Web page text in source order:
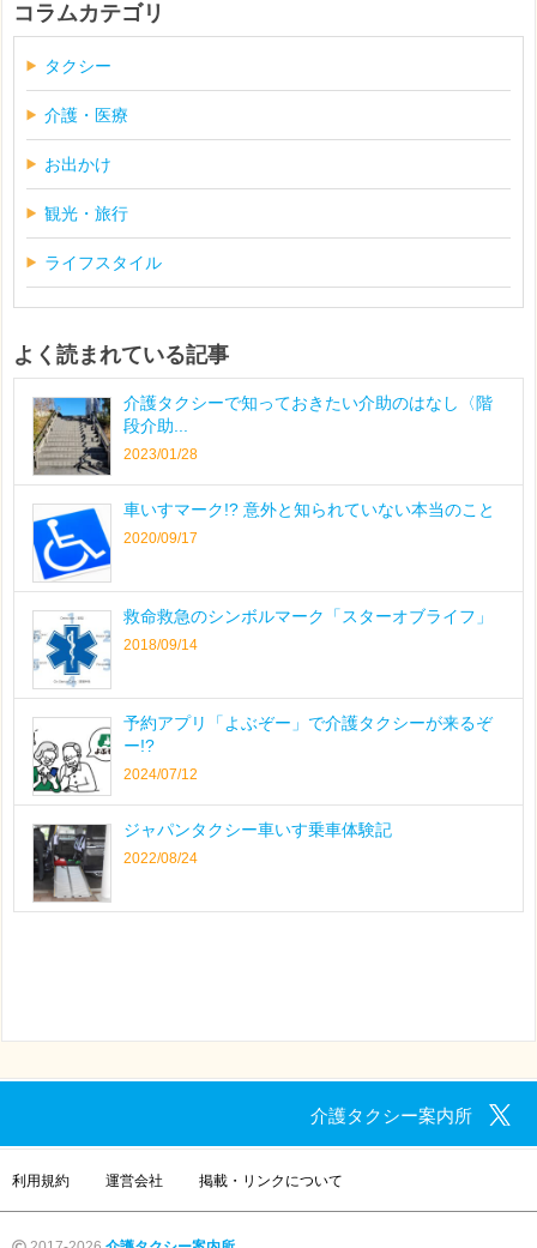
コラムカテゴリ
タクシー
介護・医療
お出かけ
観光・旅行
ライフスタイル
よく読まれている記事
介護タクシーで知っておきたい介助のはなし〈階
段介助...
2023/01/28
車いすマーク!? 意外と知られていない本当のこと
2020/09/17
救命救急のシンボルマーク「スターオブライフ」
2018/09/14
予約アプリ「よぶぞー」で介護タクシーが来るぞ
ー!?
2024/07/12
ジャパンタクシー車いす乗車体験記
2022/08/24
介護タクシー案内所
利用規約 運営会社 掲載・リンクについて